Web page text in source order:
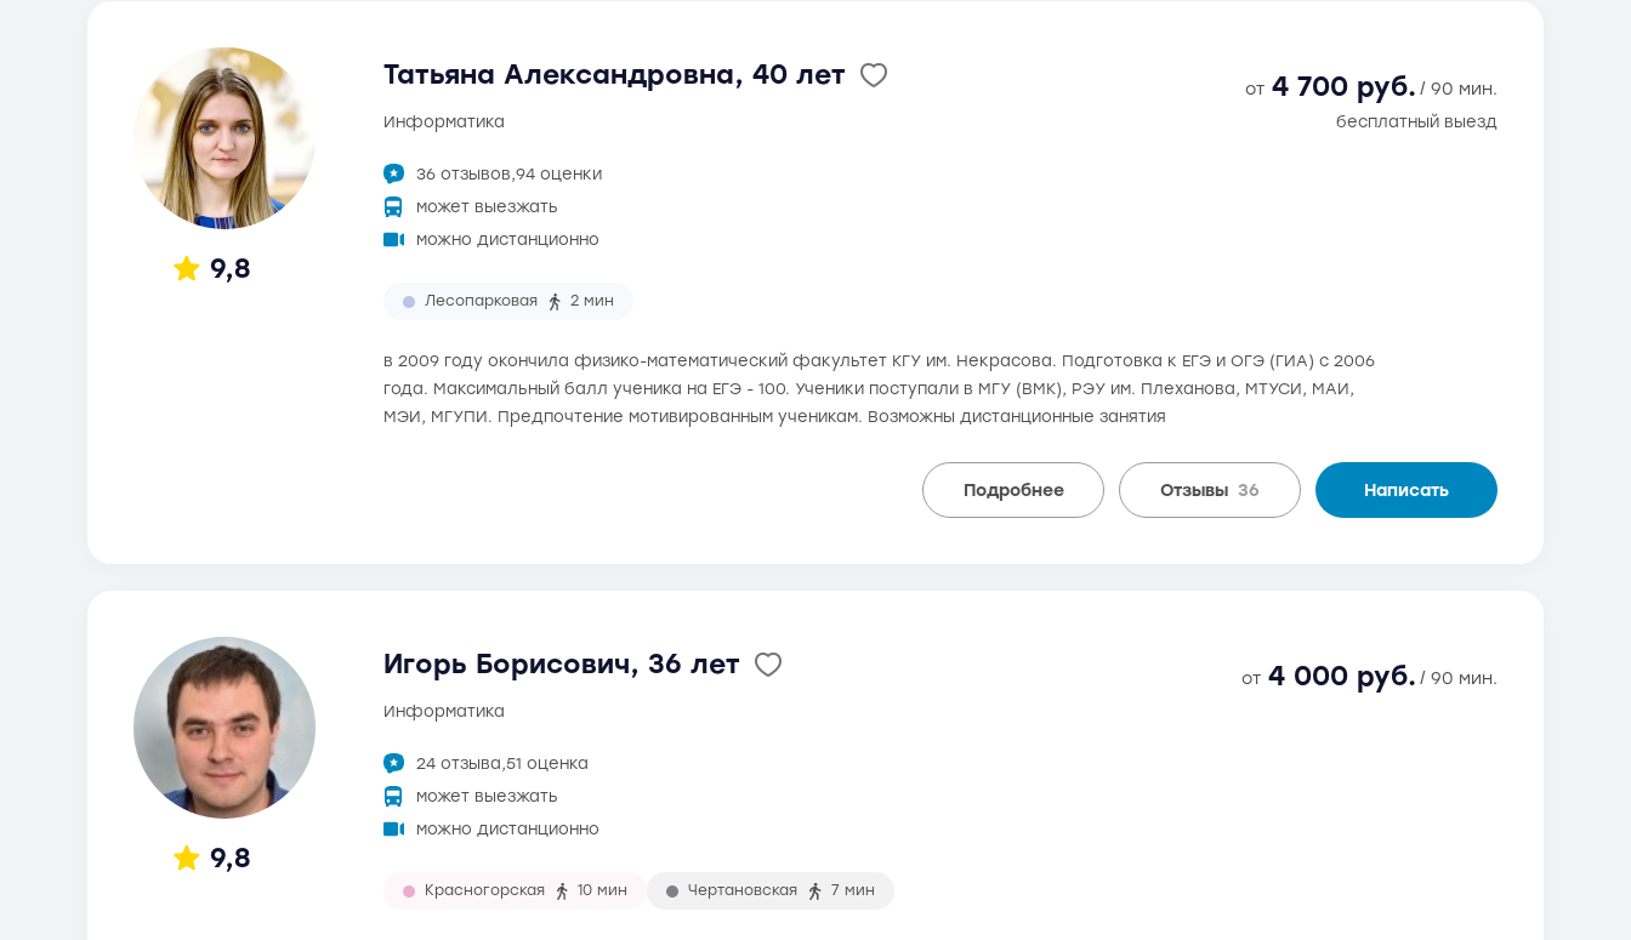
9,8
Татьяна Александровна, 40 лет от 4 700 руб. / 90 мин.
информатика бесплатный выезд
36 отзывов,94 оценки
может выезжать
можно дистанционно
Лесопарковая 2 мин
в 2009 году окончила физико-математический факультет КГУ им. Некрасова. Подготовка к ЕГЭ и ОГЭ (ГИА) с 2006
года. Максимальный балл ученика на ЕГЭ - 100. Ученики поступали в МГУ (ВМК), РЭУ им. Плеханова, МТУСИ, МАИ,
МЭИ, МГУПИ. Предпочтение мотивированным ученикам. Возможны дистанционные занятия
Подробнее Отзывы 36 Написать
9,8
Игорь Борисович, 36 лет от 4 000 руб. / 90 мин.
информатика
24 отзыва,51 оценка
может выезжать
можно дистанционно
Красногорская 10 мин Чертановская 7 мин